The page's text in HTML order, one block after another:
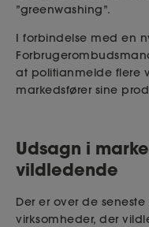
”greenwashing”.
I forbindelse med en
at politianmelde flere
markedsfører sine
Udsagn i
vildledende
Der er over de
virksomheder, der